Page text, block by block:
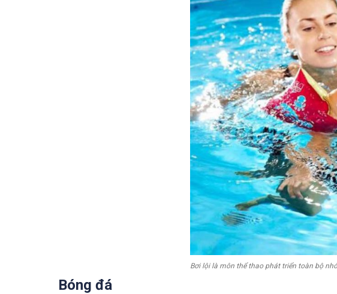
Bơi lội là môn thể thao phát triển toàn bộ
Bóng đá